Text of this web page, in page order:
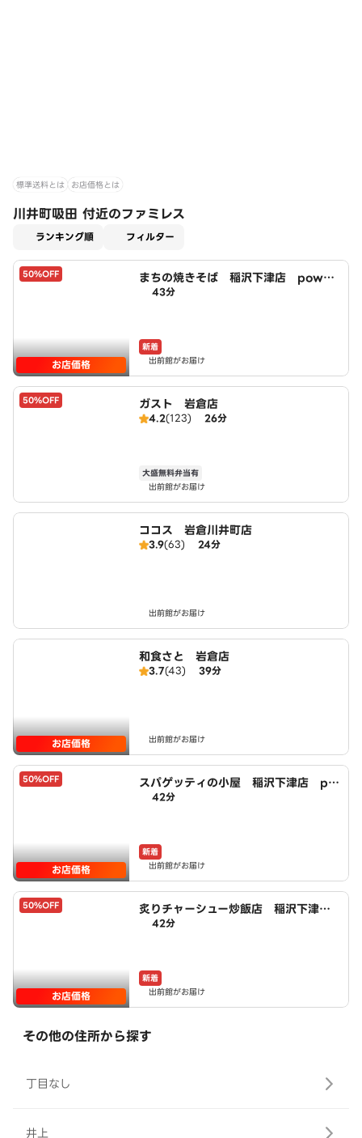
標準送料とは お店価格とは
川井町吸田 付近のファミレス
ランキング順 フィルター
50%OFF
お店価格
まちの焼きそば 稲沢下津店 power
ed by LAWSON
43分
新着
出前館がお届け
50%OFF ガスト 岩倉店
4.2(123) 26分
大盛無料弁当有
出前館がお届け
ココス 岩倉川井町店
3.9(63) 24分
出前館がお届け
お店価格
和食さと 岩倉店
3.7(43) 39分
出前館がお届け
50%OFF
お店価格
スパゲッティの小屋 稲沢下津店 po
wered by LAWSON
42分
新着
出前館がお届け
50%OFF
お店価格
炙りチャーシュー炒飯店 稲沢下津
店 powered by LAWSON
42分
新着
出前館がお届け
その他の住所から探す
丁目なし
井上